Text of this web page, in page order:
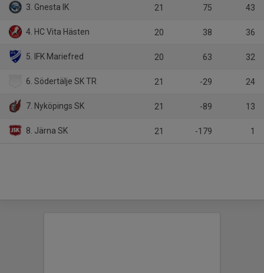
3. Gnesta IK 21 75 43
4. HC Vita Hästen 20 38 36
5. IFK Mariefred 20 63 32
6. Södertälje SK TR 21 -29 24
7. Nyköpings SK 21 -89 13
8. Järna SK 21 -179 1